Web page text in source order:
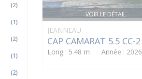
(2)
(1)
(2)
(1)
(2)
VOIR LE DÉTAIL
JEANNEAU
CAP CAMARAT 5.5 CC-2
Long : 5.48 m Année : 2026